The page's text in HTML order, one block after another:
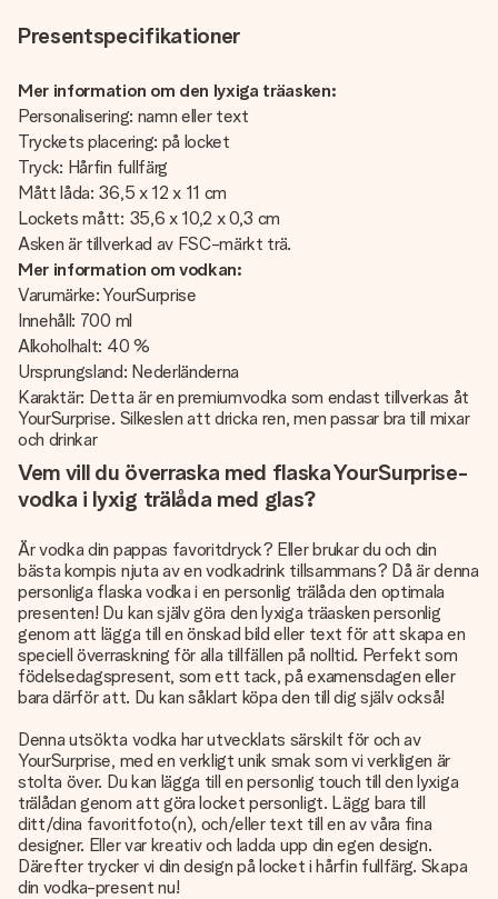
Presentspecifikationer
Mer information om den lyxiga träasken:
Personalisering: namn eller text
Tryckets placering: på locket
Tryck: Hårfin fullfärg
Mått låda: 36,5 x 12 x 11 cm
Lockets mått: 35,6 x 10,2 x 0,3 cm
Asken är tillverkad av FSC-märkt trä.
Mer information om vodkan:
Varumärke: YourSurprise
Innehåll: 700 ml
Alkoholhalt: 40 %
Ursprungsland: Nederländerna
Karaktär: Detta är en premiumvodka som endast tillverkas åt
YourSurprise. Silkeslen att dricka ren, men passar bra till mixar
och drinkar
Vem vill du överraska med flaska YourSurprise-
vodka i lyxig trälåda med glas?
Är vodka din pappas favoritdryck? Eller brukar du och din
bästa kompis njuta av en vodkadrink tillsammans? Då är denna
personliga flaska vodka i en personlig trälåda den optimala
presenten! Du kan själv göra den lyxiga träasken personlig
genom att lägga till en önskad bild eller text för att skapa en
speciell överraskning för alla tillfällen på nolltid. Perfekt som
födelsedagspresent, som ett tack, på examensdagen eller
bara därför att. Du kan såklart köpa den till dig själv också!
Denna utsökta vodka har utvecklats särskilt för och av
YourSurprise, med en verkligt unik smak som vi verkligen är
stolta över. Du kan lägga till en personlig touch till den lyxiga
trälådan genom att göra locket personligt. Lägg bara till
ditt/dina favoritfoto(n), och/eller text till en av våra fina
designer. Eller var kreativ och ladda upp din egen design.
Därefter trycker vi din design på locket i hårfin fullfärg. Skapa
din vodka-present nu!